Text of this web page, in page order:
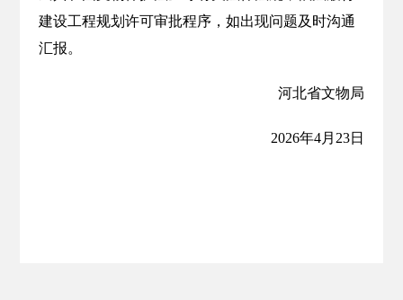
建设工程规划许可审批程序，如出现问题及时沟通
汇报。
河北省文物局
2026年4月23日